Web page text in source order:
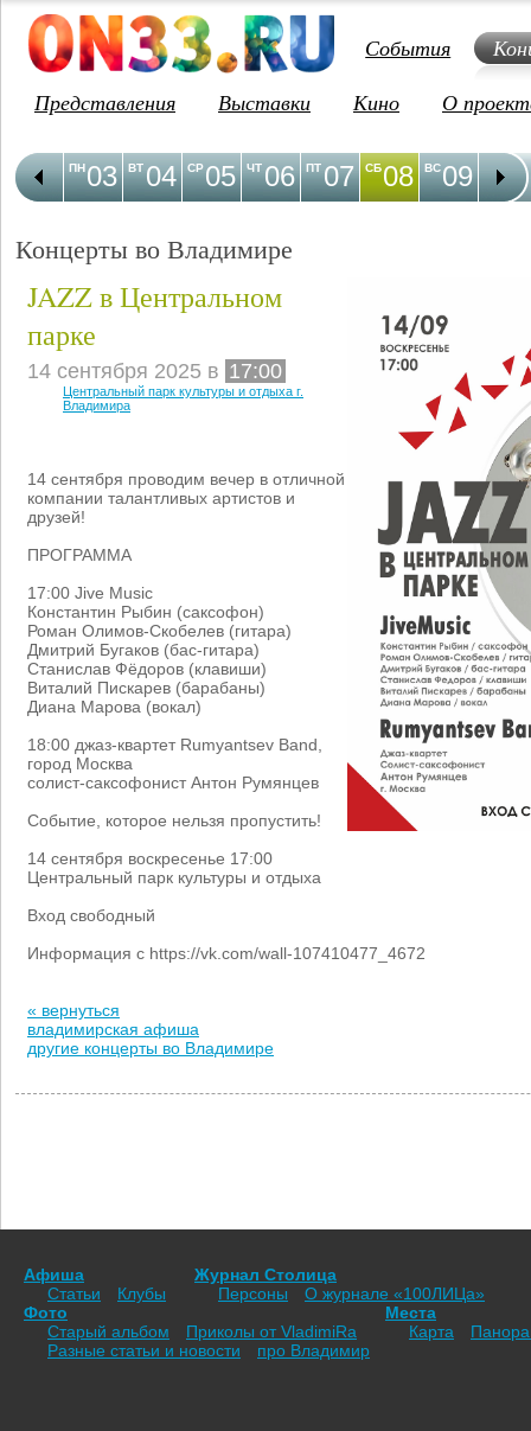
События
Представления
Выставки Кино О
03
ПН 04
ВТ 05
СР 06
ЧТ 07
ПТ 08
СБ 09
ВС 10
ПН
Концерты во Владимире
JAZZ в Центральном
парке
14 сентября 2025 в 17:00
Центральный парк культуры и отдыха г.
Владимира
14 сентября проводим вечер в отличной
компании талантливых артистов и
друзей!
ПРОГРАММА
17:00 Jive Music
Константин Рыбин (саксофон)
Роман Олимов-Скобелев (гитара)
Дмитрий Бугаков (бас-гитара)
Станислав Фёдоров (клавиши)
Виталий Пискарев (барабаны)
Диана Марова (вокал)
18:00 джаз-квартет Rumyantsev Band,
город Москва
солист-саксофонист Антон Румянцев
Событие, которое нельзя пропустить!
14 сентября воскресенье 17:00
Центральный парк культуры и отдыха
Вход свободный
Информация с https://vk.com/wall-107410477_4672
« вернуться
владимирская афиша
другие концерты во Владимире
Афиша
Статьи
Клубы
Журнал Столица
Персоны
О журнале «100ЛИЦа»
Фото
Старый альбом
Приколы от VladimiRа
Места
Карта
Разные статьи и новости
про Владимир